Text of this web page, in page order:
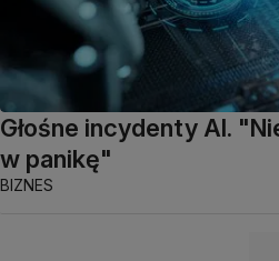
Głośne incydenty AI.
w panikę"
BIZNES